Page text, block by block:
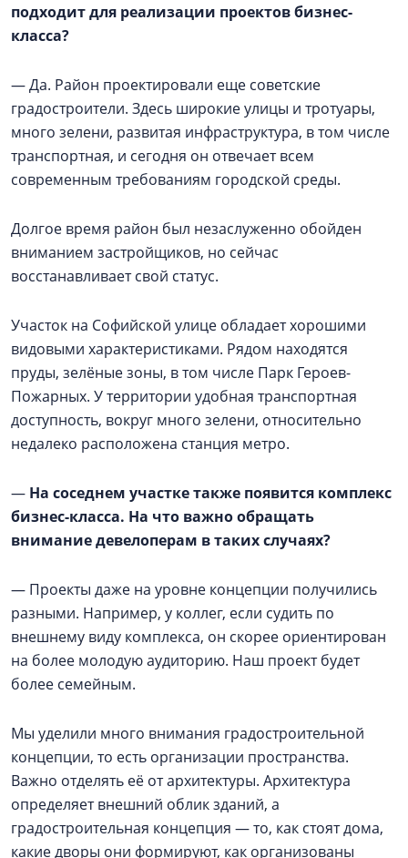
подходит для реализации проектов бизнес-
класса?
— Да. Район проектировали еще советские
градостроители. Здесь широкие улицы и тротуары,
много зелени, развитая инфраструктура, в том числе
транспортная, и сегодня он отвечает всем
современным требованиям городской среды.
Долгое время район был незаслуженно обойден
вниманием застройщиков, но сейчас
восстанавливает свой статус.
Участок на Софийской улице обладает хорошими
видовыми характеристиками. Рядом находятся
пруды, зелёные зоны, в том числе Парк Героев-
Пожарных. У территории удобная транспортная
доступность, вокруг много зелени, относительно
недалеко расположена станция метро.
— На соседнем участке также появится комплекс
бизнес-класса. На что важно обращать
внимание девелоперам в таких случаях?
— Проекты даже на уровне концепции получились
разными. Например, у коллег, если судить по
внешнему виду комплекса, он скорее ориентирован
на более молодую аудиторию. Наш проект будет
более семейным.
Мы уделили много внимания градостроительной
концепции, то есть организации пространства.
Важно отделять её от архитектуры. Архитектура
определяет внешний облик зданий, а
градостроительная концепция — то, как стоят дома,
какие дворы они формируют, как организованы